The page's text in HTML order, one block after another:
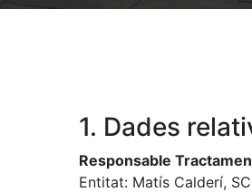
1. Dades
Responsable
Entitat: Matís Calderí,